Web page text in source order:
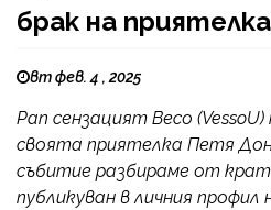
брак на
вт фев. 4 , 2025
Рап сензацият Весо
своята приятелка Петя
събитие разбираме от
публикуван в личния профил